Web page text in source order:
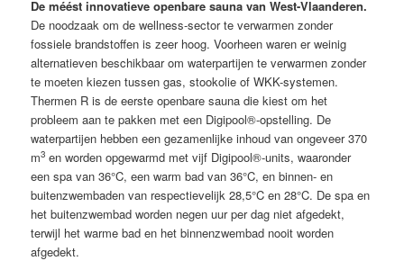
De méést innovatieve openbare sauna van West-Vlaanderen.
De noodzaak om de wellness-sector te verwarmen zonder
fossiele brandstoffen is zeer hoog. Voorheen waren er weinig
alternatieven beschikbaar om waterpartijen te verwarmen zonder
te moeten kiezen tussen gas, stookolie of WKK-systemen.
Thermen R is de eerste openbare sauna die kiest om het
probleem aan te pakken met een Digipool®-opstelling. De
waterpartijen hebben een gezamenlijke inhoud van ongeveer 370
m3 en worden opgewarmd met vijf Digipool®-units, waaronder
een spa van 36°C, een warm bad van 36°C, en binnen- en
buitenzwembaden van respectievelijk 28,5°C en 28°C. De spa en
het buitenzwembad worden negen uur per dag niet afgedekt,
terwijl het warme bad en het binnenzwembad nooit worden
afgedekt.